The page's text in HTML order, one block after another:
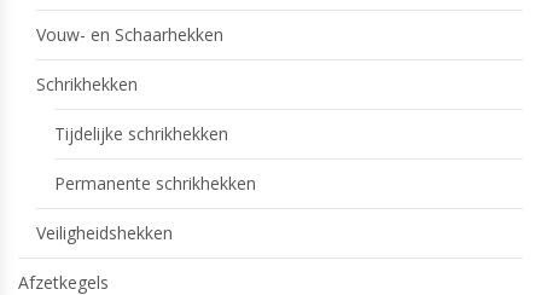
Vouw- en Schaarhekken
Schrikhekken
Tijdelijke schrikhekken
Permanente schrikhekken
Veiligheidshekken
Afzetkegels